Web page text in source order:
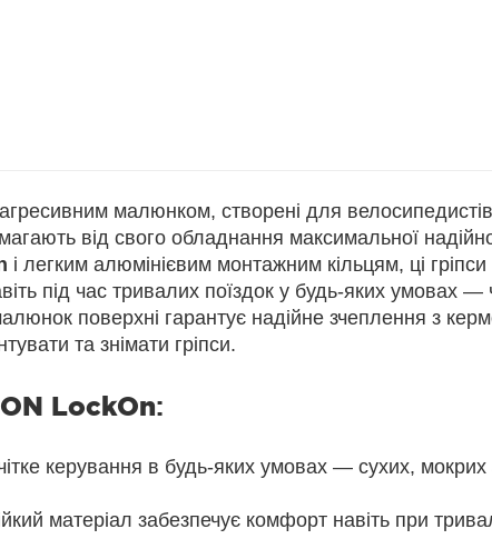
малюнком, створені для
від свого обладнання максимальної
і легким алюмінієвим монтажним кільцям, ці гріпси
під час тривалих поїздок у будь-яких умовах —
поверхні гарантує надійне зчеплення з
та знімати гріпси.
LockOn:
керування в будь-яких умовах — сухих, мокрих
матеріал забезпечує комфорт навіть при